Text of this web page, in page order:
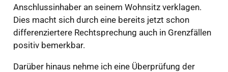
Anschlussinhaber an seinem Wohnsitz verklagen.
Dies macht sich durch eine bereits jetzt schon
differenziertere Rechtsprechung auch in Grenzfällen
positiv bemerkbar.
Darüber hinaus nehme ich eine Überprüfung der